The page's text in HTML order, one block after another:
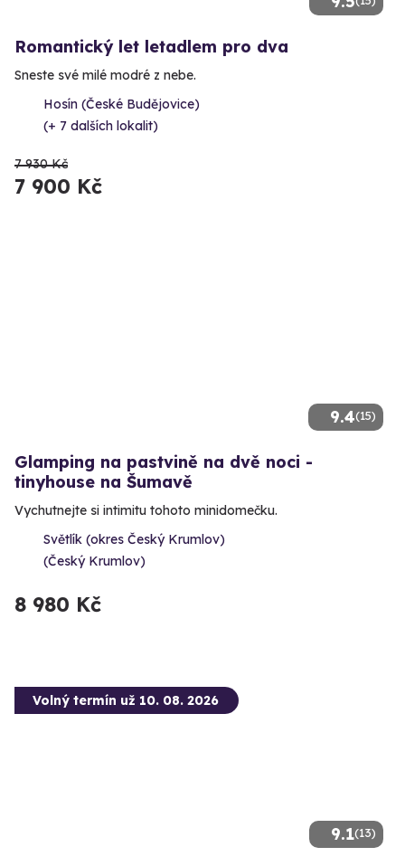
Romantický let letadlem pro dva
Sneste své milé modré z nebe.
Hosín (České Budějovice)
(+ 7 dalších lokalit)
7 930 Kč
7 900 Kč
9.4(15)
Glamping na pastvině na dvě noci -
tinyhouse na Šumavě
Vychutnejte si intimitu tohoto minidomečku.
Světlík (okres Český Krumlov)
(Český Krumlov)
8 980 Kč
9.1(13)
Volný termín už 10. 08. 2026